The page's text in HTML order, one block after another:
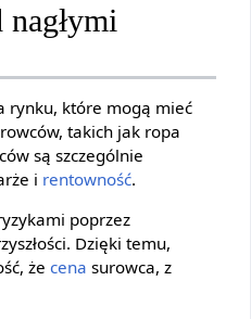
rynku, które mogą mieć
takich jak ropa
są szczególnie
i rentowność.
poprzez
Dzięki temu,
żecena surowca, z